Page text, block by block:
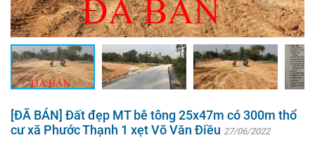
[ĐÃ BÁN] Đất đẹp MT bê tông 25x47m có 300m thổ
cư xã Phước Thạnh 1 xẹt Võ Văn Điều 27/06/2022